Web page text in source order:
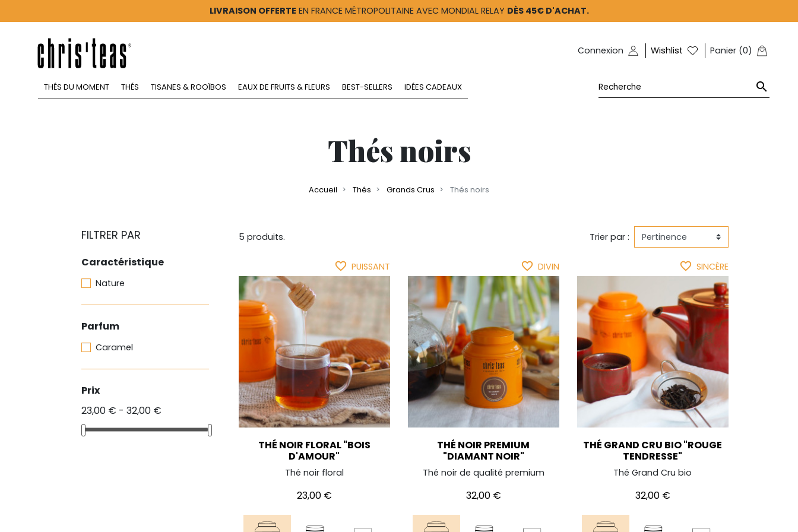
LIVRAISON OFFERTE EN FRANCE MÉTROPOLITAINE AVEC MONDIAL RELAY DÈS 45€ D'ACHAT.
Connexion Wishlist Panier (0)
THÉS DU MOMENT THÉS TISANES & ROOÏBOS EAUX DE FRUITS & FLEURS BEST-SELLERS IDÉES CADEAUX 
Thés noirs
Accueil Thés Grands Crus Thés noirs
FILTRER PAR
Caractéristique
Nature
Parfum
Caramel
Prix
23,00 € - 32,00 €
5 produits. Trier par :
favorite_border PUISSANT
THÉ NOIR FLORAL "BOIS
D'AMOUR"
Thé noir floral
Prix
23,00 €
favorite_border DIVIN
THÉ NOIR PREMIUM
"DIAMANT NOIR"
Thé noir de qualité premium
Prix
32,00 €
favorite_border SINCÈRE
THÉ GRAND CRU BIO "ROUGE
TENDRESSE"
Thé Grand Cru bio
Prix
32,00 €